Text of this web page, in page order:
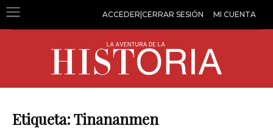
ACCEDER|CERRAR SESIÓN MI CUENTA
Etiqueta: Tinananmen